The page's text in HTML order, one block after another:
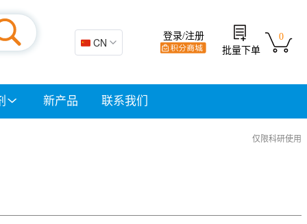
🇨🇳 CN
0
批量下单
登录/注册
新产品 联系我们
仅限科研使用